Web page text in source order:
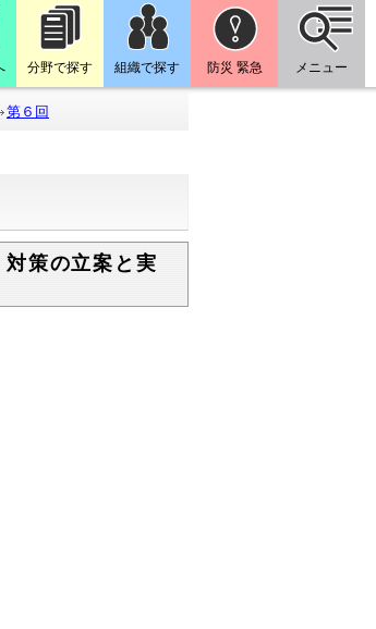
分野で探す 組織で探す 防災 緊急 メニュー
第６回
策の立案と実